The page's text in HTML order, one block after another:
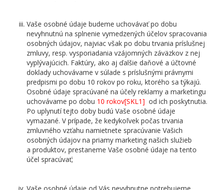
Vaše osobné údaje budeme uchovávať po dobu
nevyhnutnú na splnenie vymedzených účelov spracovania
osobných údajov, najviac však po dobu trvania príslušnej
zmluvy, resp. vysporiadania vzájomných záväzkov z nej
vyplývajúcich. Faktúry, ako aj ďalšie daňové a účtovné
doklady uchovávame v súlade s príslušnými právnymi
predpismi po dobu 10 rokov po roku, ktorého sa týkajú.
Osobné údaje spracúvané na účely reklamy a marketingu
uchovávame po dobu 10 rokov[SKL1] od ich poskytnutia.
Po uplynutí tejto doby budú Vaše osobné údaje
vymazané. V prípade, že kedykoľvek počas trvania
zmluvného vzťahu namietnete spracúvanie Vašich
osobných údajov na priamy marketing našich služieb
a produktov, prestaneme Vaše osobné údaje na tento
účel spracúvať;